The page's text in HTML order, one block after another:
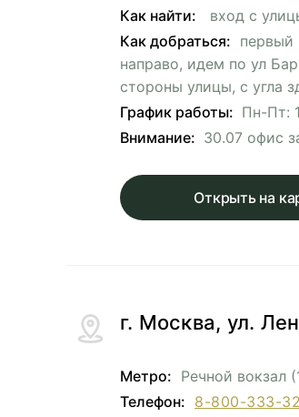
Как найти:
вход с
Как добраться: первый
направо, идем по ул
стороны улицы, с угла
График работы: Пн-Пт:
Внимание: 30.07 офис
Открыть на
г. Москва, ул.
Метро: Речной вокзал
Телефон: 8-800-333-